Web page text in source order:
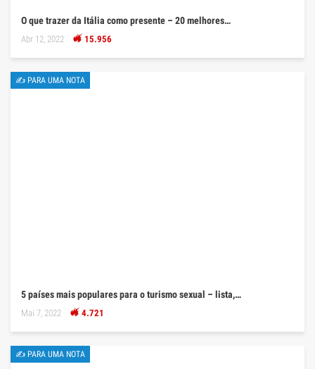
O que trazer da Itália como presente – 20 melhores…
Abr 12, 2022 15.956
✍ PARA UMA NOTA
5 países mais populares para o turismo sexual – lista,…
Mai 7, 2022 4.721
✍ PARA UMA NOTA